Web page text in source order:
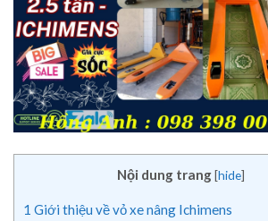
Nội dung trang [hide]
1 Giới thiệu về vỏ xe nâng Ichimens